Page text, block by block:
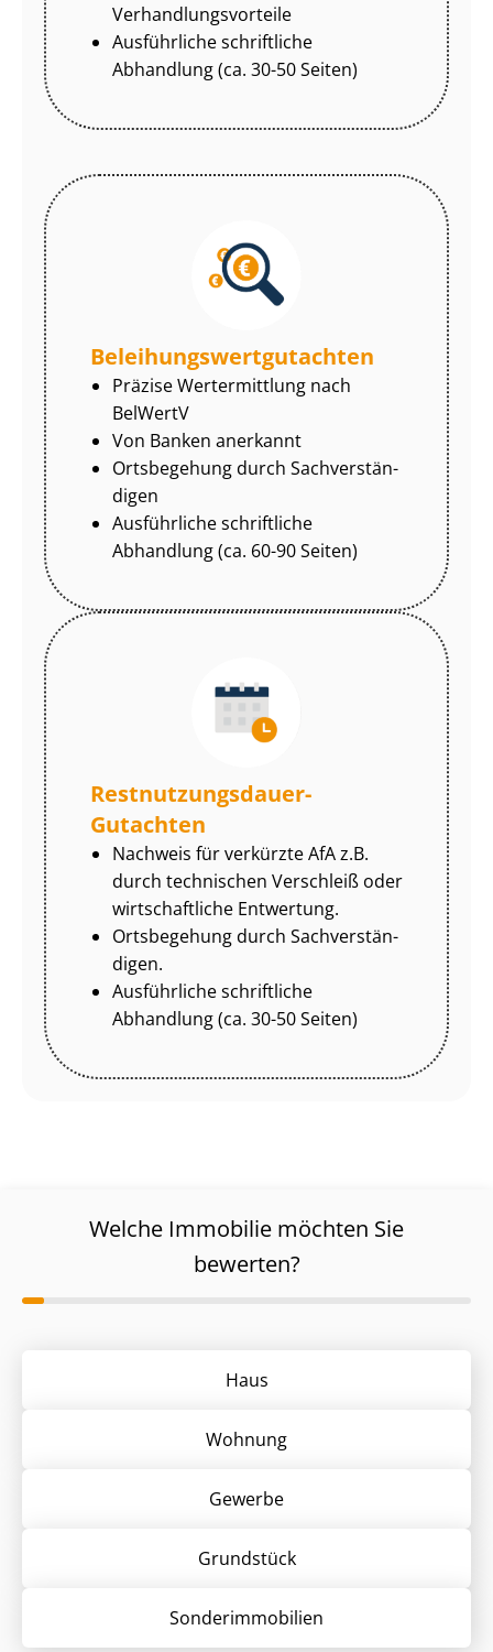
Ver­hand­lungs­vor­tei­le
Ausführliche schriftliche
Abhandlung (ca. 30-50 Seiten)
Be­lei­hungs­wert­gut­ach­ten
Präzise Wertermittlung nach
BelWertV
Von Banken anerkannt
Ortsbegehung durch Sach­ver­stän­
di­gen
Ausführliche schriftliche
Abhandlung (ca. 60-90 Seiten)
Rest­nut­zungs­dau­er-
Gutachten
Nachweis für verkürzte AfA z.B.
durch technischen Verschleiß oder
wirtschaftliche Entwertung.
Ortsbegehung durch Sach­ver­stän­
di­gen.
Ausführliche schriftliche
Abhandlung (ca. 30-50 Seiten)
Welche Immobilie möchten Sie
bewerten?
Haus
Wohnung
Gewerbe
Grund­stück
Sonder­immobilien